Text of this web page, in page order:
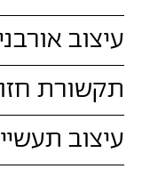
עיצוב
תקשורת
עיצוב